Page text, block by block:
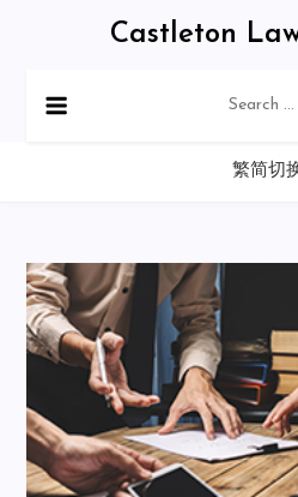
Castleton
for:
繁简切